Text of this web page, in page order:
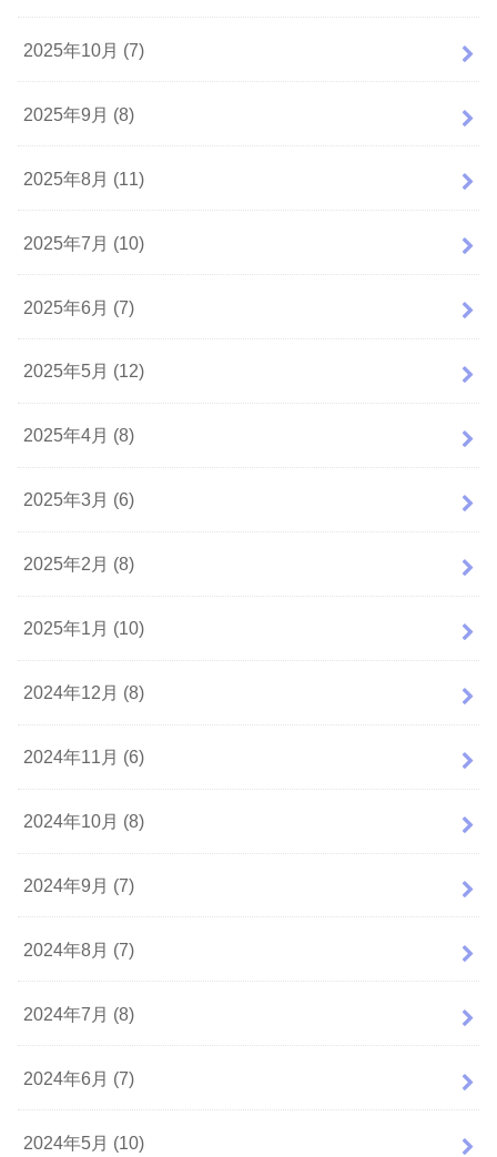
2025年10月 (7)
2025年9月 (8)
2025年8月 (11)
2025年7月 (10)
2025年6月 (7)
2025年5月 (12)
2025年4月 (8)
2025年3月 (6)
2025年2月 (8)
2025年1月 (10)
2024年12月 (8)
2024年11月 (6)
2024年10月 (8)
2024年9月 (7)
2024年8月 (7)
2024年7月 (8)
2024年6月 (7)
2024年5月 (10)